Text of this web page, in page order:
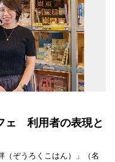
ェ 利用者の表現と
（ぞうろくこはん）」（名